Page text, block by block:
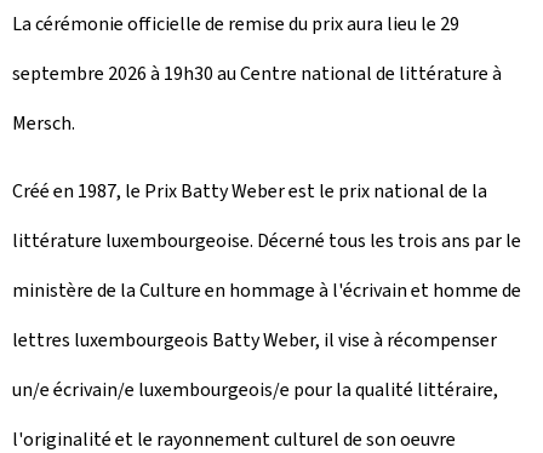
La cérémonie officielle de remise du prix aura lieu le 29
septembre 2026 à 19h30 au Centre national de littérature à
Mersch.
Créé en 1987, le Prix Batty Weber est le prix national de la
littérature luxembourgeoise. Décerné tous les trois ans par le
ministère de la Culture en hommage à l'écrivain et homme de
lettres luxembourgeois Batty Weber, il vise à récompenser
un/e écrivain/e luxembourgeois/e pour la qualité littéraire,
l'originalité et le rayonnement culturel de son oeuvre